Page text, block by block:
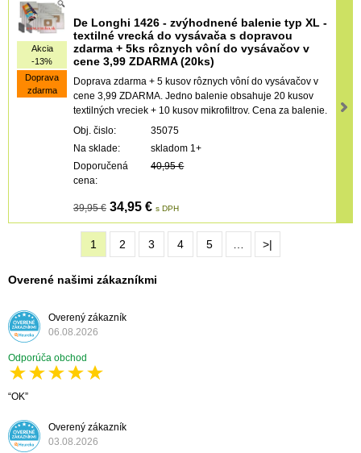
Akcia
-13%
Doprava
zdarma
De Longhi 1426 - zvýhodnené balenie typ XL -
textilné vrecká do vysávača s dopravou
zdarma + 5ks rôznych vôní do vysávačov v
cene 3,99 ZDARMA (20ks)
Doprava zdarma + 5 kusov rôznych vôní do vysávačov v
cene 3,99 ZDARMA. Jedno balenie obsahuje 20 kusov
textilných vreciek + 10 kusov mikrofiltrov. Cena za balenie.
Obj. čislo:
35075
Na sklade:
skladom 1+
Doporučená
cena:
40,95 €
39,95 € 34,95 € s DPH
1 2 3 4 5 >|
Overené našimi zákazníkmi
Overený zákazník
06.08.2026
Odporúča obchod
OK
Overený zákazník
03.08.2026